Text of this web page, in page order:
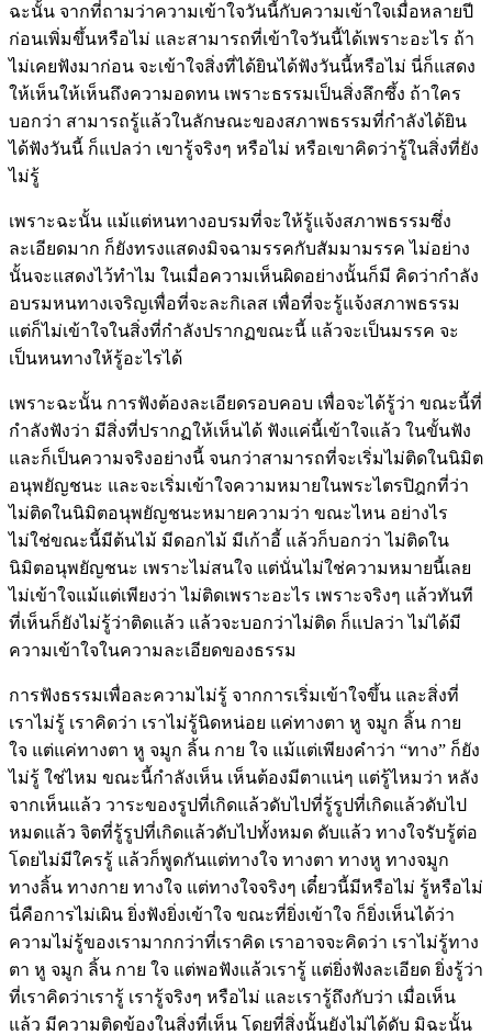
ฉะนั้น จากที่ถามว่าความเข้าใจวันนี้กับความเข้าใจเมื่อหลายปี
ก่อนเพิ่มขึ้นหรือไม่ และสามารถที่เข้าใจวันนี้ได้เพราะอะไร ถ้า
ไม่เคยฟังมาก่อน จะเข้าใจสิ่งที่ได้ยินได้ฟังวันนี้หรือไม่ นี่ก็แสดง
ให้เห็นให้เห็นถึงความอดทน เพราะธรรมเป็นสิ่งลึกซึ้ง ถ้าใคร
บอกว่า สามารถรู้แล้วในลักษณะของสภาพธรรมที่กำลังได้ยิน
ได้ฟังวันนี้ ก็แปลว่า เขารู้จริงๆ หรือไม่ หรือเขาคิดว่ารู้ในสิ่งที่ยัง
ไม่รู้
เพราะฉะนั้น แม้แต่หนทางอบรมที่จะให้รู้แจ้งสภาพธรรมซึ่ง
ละเอียดมาก ก็ยังทรงแสดงมิจฉามรรคกับสัมมามรรค ไม่อย่าง
นั้นจะแสดงไว้ทำไม ในเมื่อความเห็นผิดอย่างนั้นก็มี คิดว่ากำลัง
อบรมหนทางเจริญเพื่อที่จะละกิเลส เพื่อที่จะรู้แจ้งสภาพธรรม
แต่ก็ไม่เข้าใจในสิ่งที่กำลังปรากฏขณะนี้ แล้วจะเป็นมรรค จะ
เป็นหนทางให้รู้อะไรได้
เพราะฉะนั้น การฟังต้องละเอียดรอบคอบ เพื่อจะได้รู้ว่า ขณะนี้ที่
กำลังฟังว่า มีสิ่งที่ปรากฏให้เห็นได้ ฟังแค่นี้เข้าใจแล้ว ในขั้นฟัง
และก็เป็นความจริงอย่างนี้ จนกว่าสามารถที่จะเริ่มไม่ติดในนิมิต
อนุพยัญชนะ และจะเริ่มเข้าใจความหมายในพระไตรปิฎกที่ว่า
ไม่ติดในนิมิตอนุพยัญชนะหมายความว่า ขณะไหน อย่างไร
ไม่ใช่ขณะนี้มีต้นไม้ มีดอกไม้ มีเก้าอี้ แล้วก็บอกว่า ไม่ติดใน
นิมิตอนุพยัญชนะ เพราะไม่สนใจ แต่นั่นไม่ใช่ความหมายนี้เลย
ไม่เข้าใจแม้แต่เพียงว่า ไม่ติดเพราะอะไร เพราะจริงๆ แล้วทันที
ที่เห็นก็ยังไม่รู้ว่าติดแล้ว แล้วจะบอกว่าไม่ติด ก็แปลว่า ไม่ได้มี
ความเข้าใจในความละเอียดของธรรม
การฟังธรรมเพื่อละความไม่รู้ จากการเริ่มเข้าใจขึ้น และสิ่งที่
เราไม่รู้ เราคิดว่า เราไม่รู้นิดหน่อย แค่ทางตา หู จมูก ลิ้น กาย
ใจ แต่แค่ทางตา หู จมูก ลิ้น กาย ใจ แม้แต่เพียงคำว่า “ทาง” ก็ยัง
ไม่รู้ ใช่ไหม ขณะนี้กำลังเห็น เห็นต้องมีตาแน่ๆ แต่รู้ไหมว่า หลัง
จากเห็นแล้ว วาระของรูปที่เกิดแล้วดับไปที่รู้รูปที่เกิดแล้วดับไป
หมดแล้ว จิตที่รู้รูปที่เกิดแล้วดับไปทั้งหมด ดับแล้ว ทางใจรับรู้ต่อ
โดยไม่มีใครรู้ แล้วก็พูดกันแต่ทางใจ ทางตา ทางหู ทางจมูก
ทางลิ้น ทางกาย ทางใจ แต่ทางใจจริงๆ เดี๋ยวนี้มีหรือไม่ รู้หรือไม่
นี่คือการไม่เผิน ยิ่งฟังยิ่งเข้าใจ ขณะที่ยิ่งเข้าใจ ก็ยิ่งเห็นได้ว่า
ความไม่รู้ของเรามากกว่าที่เราคิด เราอาจจะคิดว่า เราไม่รู้ทาง
ตา หู จมูก ลิ้น กาย ใจ แต่พอฟังแล้วเรารู้ แต่ยิ่งฟังละเอียด ยิ่งรู้ว่า
ที่เราคิดว่าเรารู้ เรารู้จริงๆ หรือไม่ และเรารู้ถึงกับว่า เมื่อเห็น
แล้ว มีความติดข้องในสิ่งที่เห็น โดยที่สิ่งนั้นยังไม่ได้ดับ มิฉะนั้น